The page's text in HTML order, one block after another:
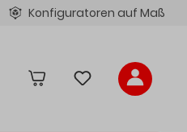
Konfiguratoren auf Maß